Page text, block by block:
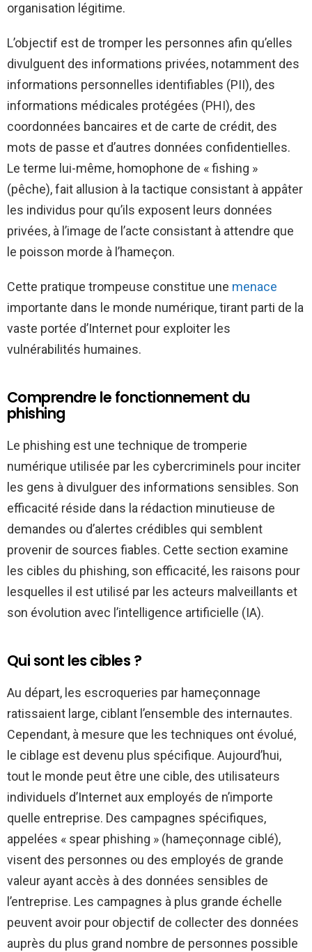
organisation légitime.
L’objectif est de tromper les personnes afin qu’elles
divulguent des informations privées, notamment des
informations personnelles identifiables (PII), des
informations médicales protégées (PHI), des
coordonnées bancaires et de carte de crédit, des
mots de passe et d’autres données confidentielles.
Le terme lui-même, homophone de « fishing »
(pêche), fait allusion à la tactique consistant à appâter
les individus pour qu’ils exposent leurs données
privées, à l’image de l’acte consistant à attendre que
le poisson morde à l’hameçon.
Cette pratique trompeuse constitue une menace
importante dans le monde numérique, tirant parti de la
vaste portée d’Internet pour exploiter les
vulnérabilités humaines.
Comprendre le fonctionnement du
phishing
Le phishing est une technique de tromperie
numérique utilisée par les cybercriminels pour inciter
les gens à divulguer des informations sensibles. Son
efficacité réside dans la rédaction minutieuse de
demandes ou d’alertes crédibles qui semblent
provenir de sources fiables. Cette section examine
les cibles du phishing, son efficacité, les raisons pour
lesquelles il est utilisé par les acteurs malveillants et
son évolution avec l’intelligence artificielle (IA).
Qui sont les cibles ?
Au départ, les escroqueries par hameçonnage
ratissaient large, ciblant l’ensemble des internautes.
Cependant, à mesure que les techniques ont évolué,
le ciblage est devenu plus spécifique. Aujourd’hui,
tout le monde peut être une cible, des utilisateurs
individuels d’Internet aux employés de n’importe
quelle entreprise. Des campagnes spécifiques,
appelées « spear phishing » (hameçonnage ciblé),
visent des personnes ou des employés de grande
valeur ayant accès à des données sensibles de
l’entreprise. Les campagnes à plus grande échelle
peuvent avoir pour objectif de collecter des données
auprès du plus grand nombre de personnes possible